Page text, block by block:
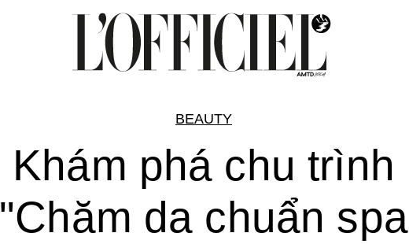
BEAUTY
Khám phá chu trình
"Chăm da chuẩn spa